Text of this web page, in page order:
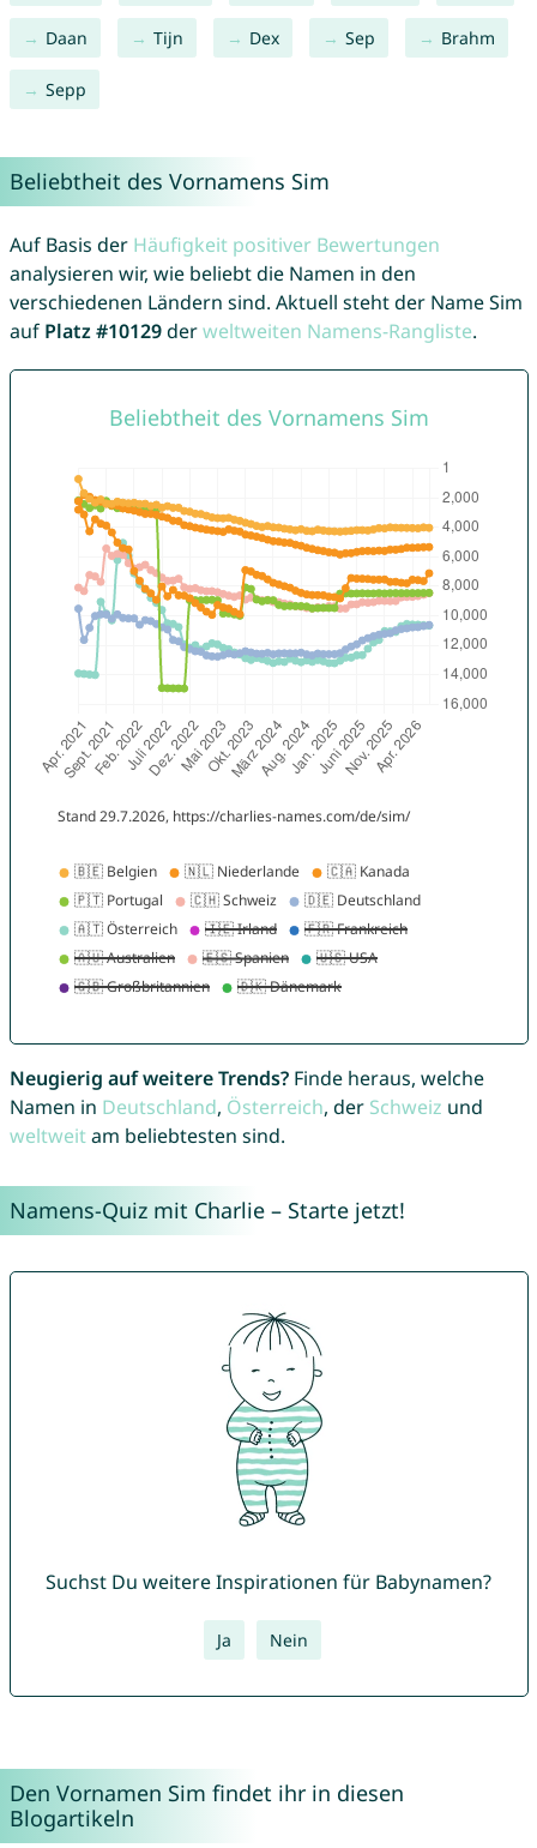
Daan Tijn Dex Sep Brahm
Sepp
Beliebtheit des Vornamens Sim
Auf Basis der Häufigkeit positiver Bewertungen
analysieren wir, wie beliebt die Namen in den
verschiedenen Ländern sind. Aktuell steht der Name Sim
auf Platz #10129derweltweiten Namens-Rangliste.
Neugierig auf weitere Trends?Finde heraus, welche
Namen in Deutschland, Österreich, der Schweiz und
weltweitam beliebtesten sind.
Namens-Quiz mit Charlie – Starte jetzt!
Suchst Du weitere Inspirationen für Babynamen?
Ja Nein
Den Vornamen Sim findet ihr in diesen
Blogartikeln